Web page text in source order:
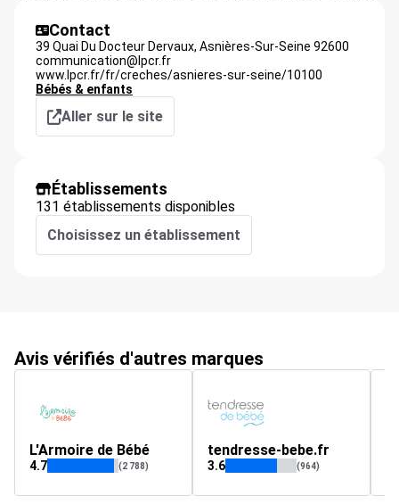
Contact
39 Quai Du Docteur Dervaux, Asnières-Sur-Seine 92600
communication@lpcr.fr
www.lpcr.fr/fr/creches/asnieres-sur-seine/10100
Bébés & enfants
Aller sur le site
Établissements
131 établissements disponibles
Choisissez un établissement
Avis vérifiés d'autres marques
L'Armoire de Bébé
4.7 (2 788)
tendresse-bebe.fr
3.6 (964)